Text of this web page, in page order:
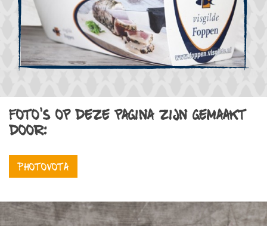
Foto's op deze pagina zijn gemaakt
door:
Photovota